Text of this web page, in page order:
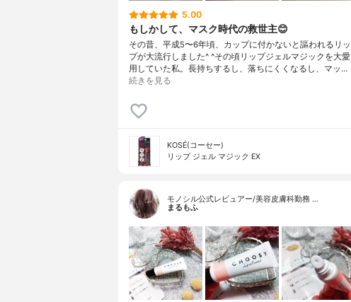
5.00
もしかして、マスク時代の救世主😊
その昔、平成5〜6年頃、カップに付かないと謳われるリッ
プが大流行しました^ ^その頃リップジェルマジックを大愛
用していた私。長持ちするし、落ちにくくなるし、マッ…
続きを見る
KOSÉ(コーセー)
リップ ジェル マジック EX
モノシル公式レビュアー/美容皮膚科勤務 …
まるもふ